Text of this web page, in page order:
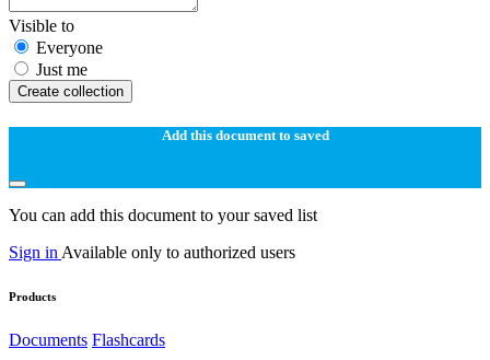
Visible to
Everyone
Just me
Create collection
Add this document to saved
You can add this document to your saved list
Sign in Available only to authorized users
Products
Documents Flashcards